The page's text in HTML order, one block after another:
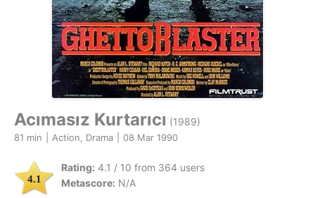
Acımasız Kurtarıcı (1989)
81 min Action, Drama 08 Mar 1990
4.1
Rating: 4.1 / 10 from 364 users
Metascore: N/A